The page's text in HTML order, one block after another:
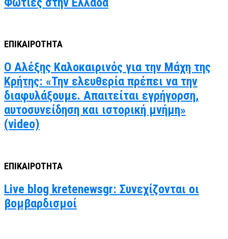
ΕΠΙΚΑΙΡΟΤΗΤΑ
Ο Αλέξης Καλοκαιρινός για την Μάχη της
Κρήτης: «Την ελευθερία πρέπει να την
διαφυλάξουμε. Απαιτείται εγρήγορση,
αυτοσυνείδηση και ιστορική μνήμη»
(video)
ΕΠΙΚΑΙΡΟΤΗΤΑ
Live blog kretenewsgr: Συνεχίζονται οι
βομβαρδισμοί